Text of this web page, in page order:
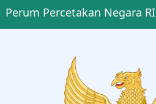
Perum Percetakan Negara RI